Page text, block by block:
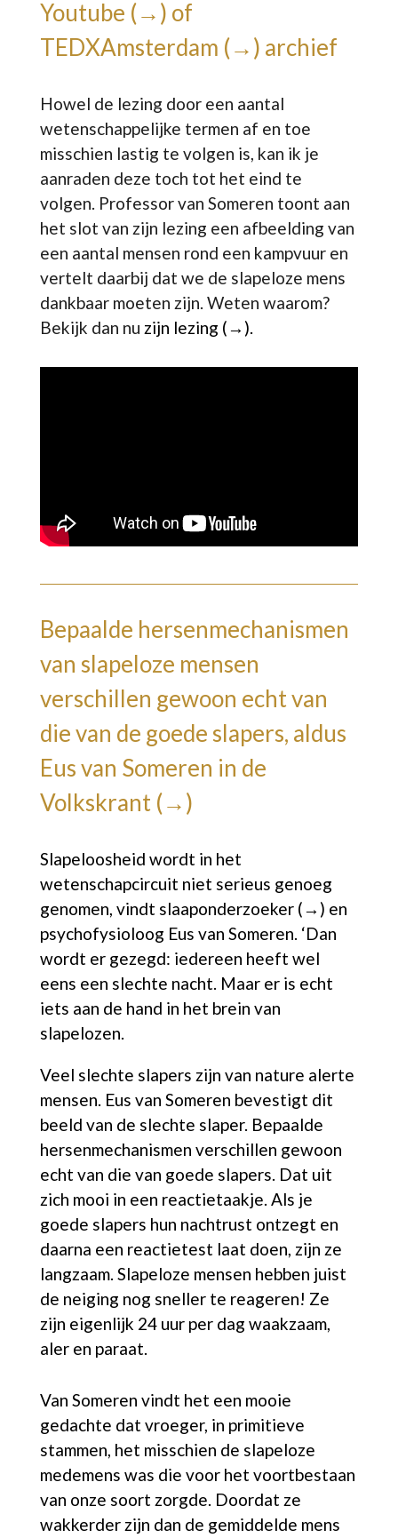
Youtube (→) of
TEDXAmsterdam (→) archief
Howel de lezing door een aantal
wetenschappelijke termen af en toe
misschien lastig te volgen is, kan ik je
aanraden deze toch tot het eind te
volgen. Professor van Someren toont aan
het slot van zijn lezing een afbeelding van
een aantal mensen rond een kampvuur en
vertelt daarbij dat we de slapeloze mens
dankbaar moeten zijn. Weten waarom?
Bekijk dan nu zijn lezing (→).
Bepaalde hersenmechanismen
van slapeloze mensen
verschillen gewoon echt van
die van de goede slapers, aldus
Eus van Someren in de
Volkskrant (→)
Slapeloosheid wordt in het
wetenschapcircuit niet serieus genoeg
genomen, vindt slaaponderzoeker (→) en
psychofysioloog Eus van Someren. ‘Dan
wordt er gezegd: iedereen heeft wel
eens een slechte nacht. Maar er is echt
iets aan de hand in het brein van
slapelozen.
Veel slechte slapers zijn van nature alerte
mensen. Eus van Someren bevestigt dit
beeld van de slechte slaper. Bepaalde
hersenmechanismen verschillen gewoon
echt van die van goede slapers. Dat uit
zich mooi in een reactietaakje. Als je
goede slapers hun nachtrust ontzegt en
daarna een reactietest laat doen, zijn ze
langzaam. Slapeloze mensen hebben juist
de neiging nog sneller te reageren! Ze
zijn eigenlijk 24 uur per dag waakzaam,
aler en paraat.
Van Someren vindt het een mooie
gedachte dat vroeger, in primitieve
stammen, het misschien de slapeloze
medemens was die voor het voortbestaan
van onze soort zorgde. Doordat ze
wakkerder zijn dan de gemiddelde mens